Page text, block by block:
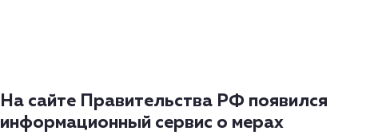
На сайте Правительства РФ появился
информационный сервис о мерах